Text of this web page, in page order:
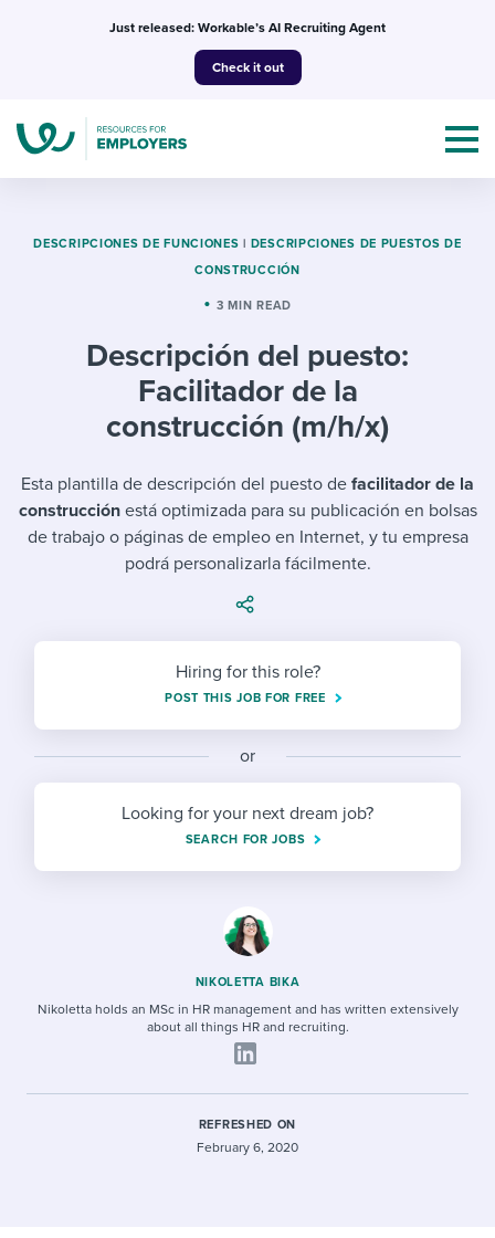
Just released: Workable’s AI Recruiting Agent
Check it out
Topics
I NEED HELP WITH...
Evaluating candidates
Working together with others
Maintaining hiring pipelines
Ensuring compliance
Finding and attracting people
Digitizing work processes
Templates & Guides
Job description templates
Interview question templates
Policy templates
Step-by-step tutorials
Workable Academy
I’m a jobseeker
I WANT TO LEARN ABOUT...
Applying for a job
Interview process
Pay & benefits
Career development
Workable customer stories
Explore Workable
Start a free trial
DESCRIPCIONES DE FUNCIONES | DESCRIPCIONES DE PUESTOS DE
CONSTRUCCIÓN
3 MIN READ
Descripción del puesto:
Facilitador de la
construcción (m/h/x)
Esta plantilla de descripción del puesto de facilitador de la
construcciónestá optimizada para su publicación en bolsas
de trabajo o páginas de empleo en Internet, y tu empresa
podrá personalizarla fácilmente.
Hiring for this role?
POST THIS JOB FOR FREE
or
Looking for your next dream job?
SEARCH FOR JOBS
NIKOLETTA BIKA
Nikoletta holds an MSc in HR management and has written extensively
about all things HR and recruiting.
REFRESHED ON
February 6, 2020